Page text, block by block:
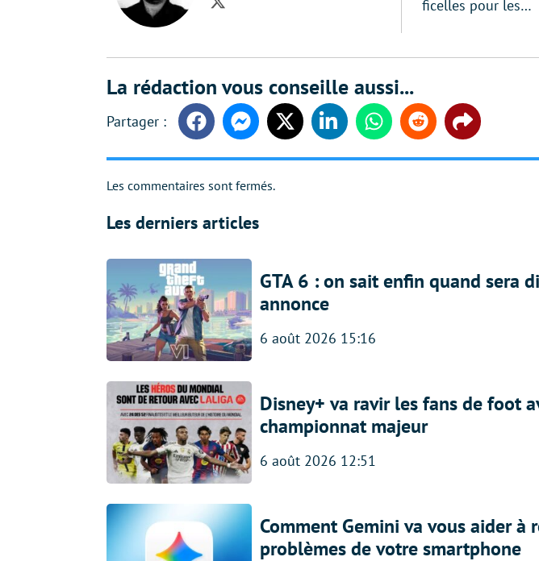
Twitter
ficelles pour les…
La rédaction vous conseille aussi...
FacebookMessengerTwitter LinkedinWhatsappReddit Share
Les commentaires sont fermés.
Les derniers articles
GTA 6 : on sait enfin quand sera
annonce
6 août 2026 15:16
Disney+ va ravir les fans de foot
championnat majeur
6 août 2026 12:51
Comment Gemini va vous aider à
problèmes de votre smartphone